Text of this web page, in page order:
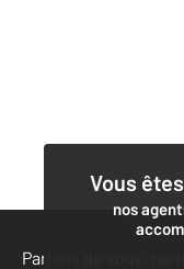
Vous
nos
Parlons de vous,